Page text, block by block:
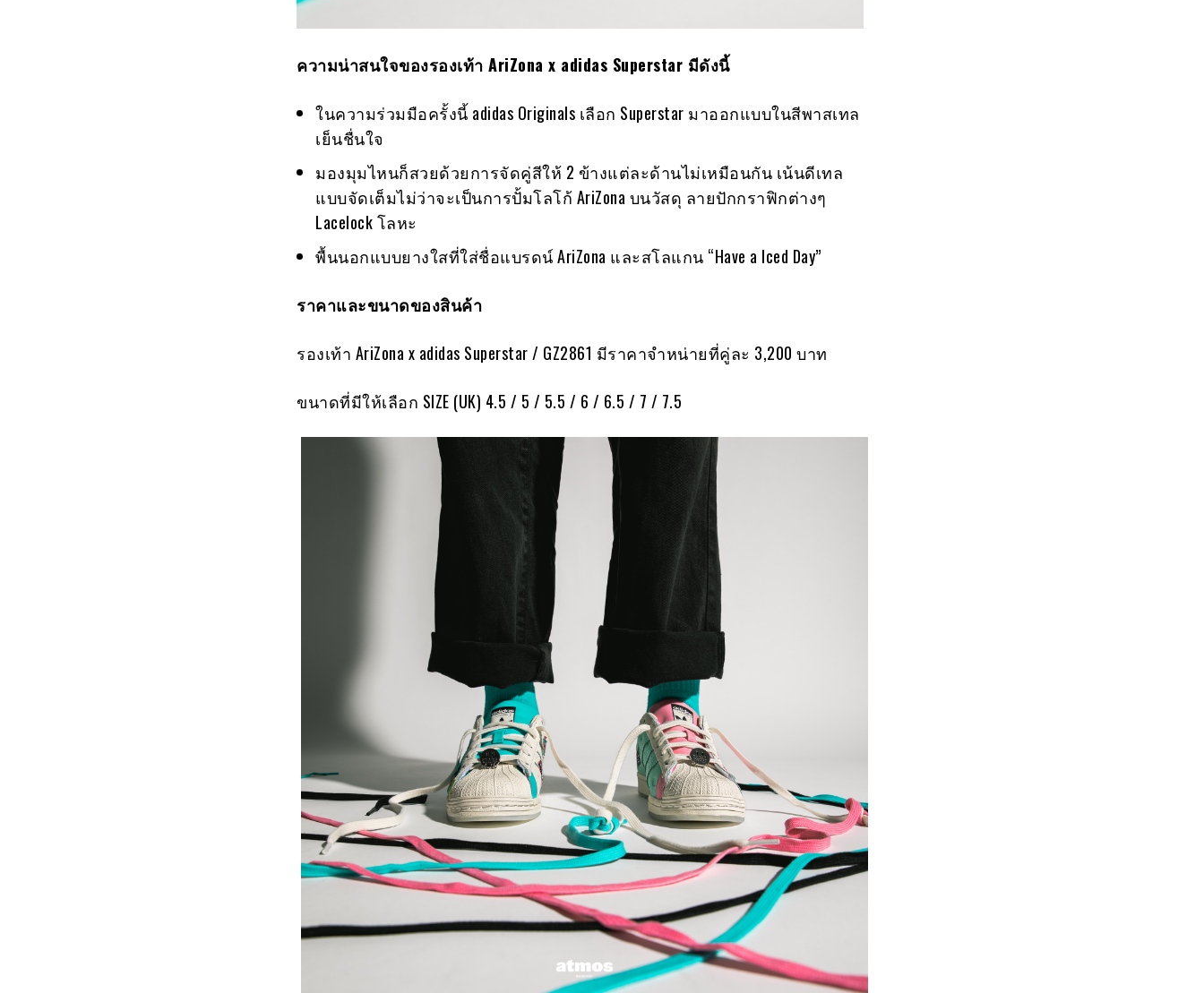
ความน่าสนใจของรองเท้าAriZona x adidas Superstar มีดังนี้
ในความร่วมมือครั้งนี้ adidas Originals เลือก Superstar มาออกแบบในสีพาสเทล
เย็นชื่นใจ
มองมุมไหนก็สวยด้วยการจัดคู่สีให้ 2 ข้างแต่ละด้านไม่เหมือนกัน เน้นดีเทล
แบบจัดเต็มไม่ว่าจะเป็นการปั้มโลโก้ AriZona บนวัสดุ ลายปักกราฟิกต่างๆ
Lacelock โลหะ
พื้นนอกแบบยางใสที่ใส่ชื่อแบรดน์ AriZona และสโลแกน “Have a Iced Day”
ราคาและขนาดของสินค้า
รองเท้า AriZona x adidas Superstar / GZ2861 มีราคาจำหน่ายที่คู่ละ 3,200 บาท
ขนาดที่มีให้เลือก SIZE (UK) 4.5 / 5 / 5.5 / 6 / 6.5 / 7 / 7.5